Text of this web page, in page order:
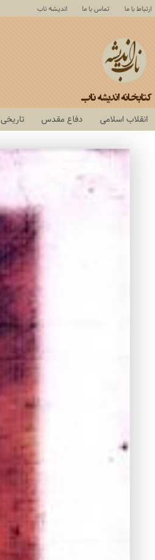
ارتباط با ما تماس با ما اندیشه ناب
انقلاب اسلامی دفاع مقدس تاریخی